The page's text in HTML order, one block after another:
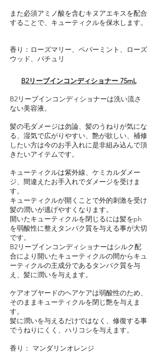
また必須アミノ酸を含むキヌアエキスを配合
することで、キューティクルを保水します。
香り：ローズマリー、ペパーミント、ローズ
ウッド、パチュリ
B2リーブインコンディショナー 75mL
B2リーブインコンディショナーは洗い流さ
ない美容液。
髪の毛ダメージは勿論、髪のうねりが気にな
る、湿気で広がりやすい、艶が欲しい、補修
したい方は今のお手入れに是非組み込んで頂
きたいアイテムです。
キューティクルは紫外線、ケミカルダメー
ジ、間違えたお手入れでダメージを受けま
す。
キューティクルが開くことで外的刺激を受け
髪の潤いが逃げやすくなります。
開いたキューティクルを閉じるには髪をph
を弱酸性に整えタンパク質を与える事が大切
です。
B2リーブインコンディショナーはシルク配
合により開いたキューティクルの間からキュ
ーティクルの主成分であるタンパク質を与
え、髪に潤いを与えます。
ケアオブヤードのヘアケアは弱酸性のため、
そのままキューティクルを閉じ艶を与えま
す。
髪に潤いを与えるだけではなく、修復する事
でうねりにくく、ハリコシを与えます。
香り： マンダリンオレンジ